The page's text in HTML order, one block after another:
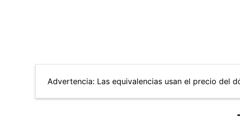
Advertencia: Las equivalencias usan el precio del